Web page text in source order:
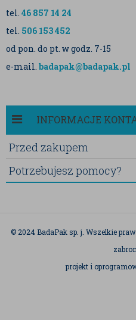
tel. 46 857 14 24
tel. 506 153 452
od pon. do pt. w godz. 7-15
e-mail. badapak@badapak.pl
INFORMACJE
Przed zakupem
Potrzebujesz pomocy?
© 2024 BadaPak sp. j. Wszelkie
projekt i